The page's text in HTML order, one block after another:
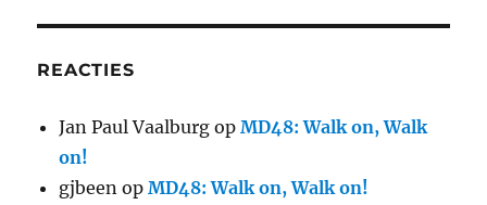
REACTIES
Jan Paul Vaalburg opMD48: Walk on, Walk
on!
gjbeen opMD48: Walk on, Walk on!